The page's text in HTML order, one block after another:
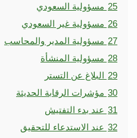
25 مسؤولية السعودي
26 مسؤولية غير السعودي
27 مسؤولية المدير والمحاسب
28 مسؤولية المنشأة
29 البلاغ عن التستر
30 مؤشرات الرقابة الحديثة
31 عند بدء التفتيش
32 عند الاستدعاء للتحقيق